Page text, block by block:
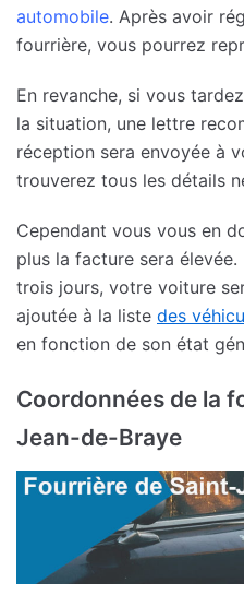
automobile. Après avoir
fourrière, vous pourrez
En revanche, si vous
la situation, une lettre
réception sera envoyée à
trouverez tous les détails
Cependant vous vous en
plus la facture sera
trois jours, votre voiture
ajoutée à la liste des
en fonction de son état
Coordonnées de la
Jean-de-Braye